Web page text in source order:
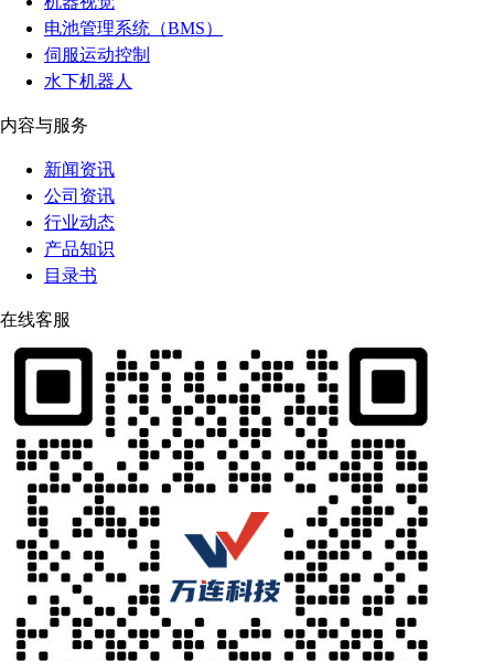
电池管理系统（BMS）
伺服运动控制
水下机器人
内容与服务
新闻资讯
公司资讯
行业动态
产品知识
目录书
在线客服